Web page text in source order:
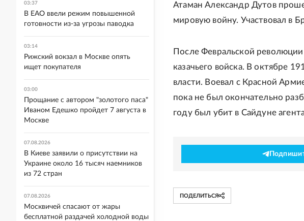
Атаман Александр Дутов
мировую войну. Участвовал в
После Февральской
казачьего войска. В октябре
власти. Воевал с Красной
пока не был окончательно
году был убит в Сайдуне
ПОДЕЛИТЬСЯ
03:37
В ЕАО ввели режим повышенной
готовности из-за угрозы паводка
03:14
Рижский вокзал в Москве опять
ищет покупателя
03:00
Прощание с автором "золотого паса"
Иваном Едешко пройдет 7 августа в
Москве
07.08.2026
В Киеве заявили о присутствии на
Украине около 16 тысяч наемников
из 72 стран
07.08.2026
Москвичей спасают от жары
бесплатной раздачей холодной воды